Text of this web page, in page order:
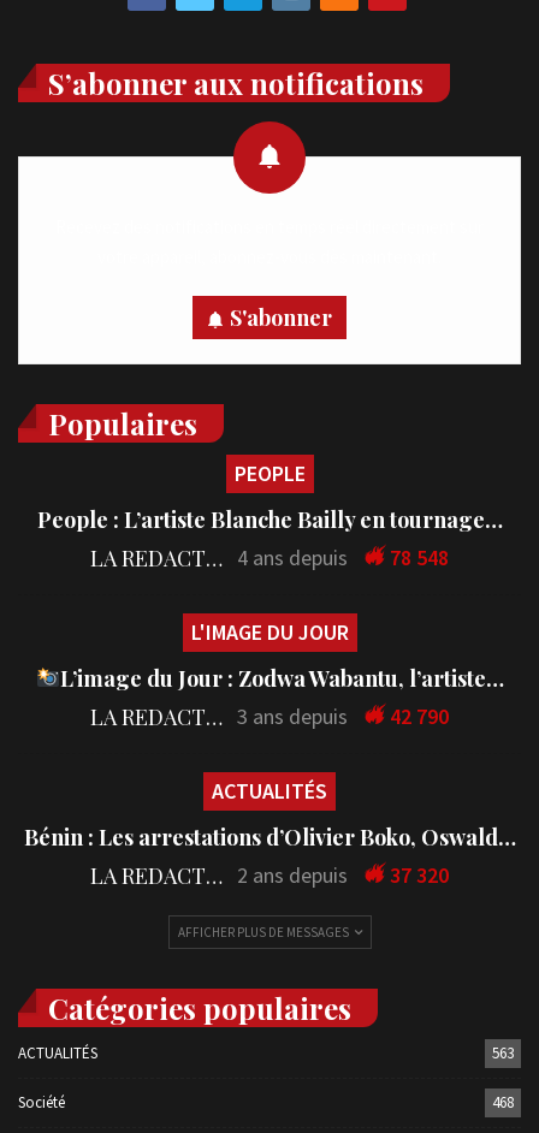
S’abonner aux notifications
S'abonner
Populaires
PEOPLE
People : L’artiste Blanche Bailly en tournage…
LA REDACTION 4 ans depuis 78 548
L'IMAGE DU JOUR
L’image du Jour : Zodwa Wabantu, l’artiste…
LA REDACTION 3 ans depuis 42 790
ACTUALITÉS
Bénin : Les arrestations d’Olivier Boko, Oswald…
LA REDACTION 2 ans depuis 37 320
AFFICHER PLUS DE MESSAGES
Catégories populaires
ACTUALITÉS 563
Société 468